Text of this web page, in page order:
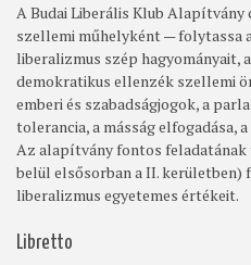
A Budai Liberális Klub
szellemi műhelyként — folytassa
liberalizmus szép hagyományait,
demokratikus ellenzék szellemi
emberi és szabadságjogok, a
tolerancia, a másság
Az alapítvány fontos feladatának
belül elsősorban a II. kerületben)
liberalizmus egyetemes értékeit.
Libretto